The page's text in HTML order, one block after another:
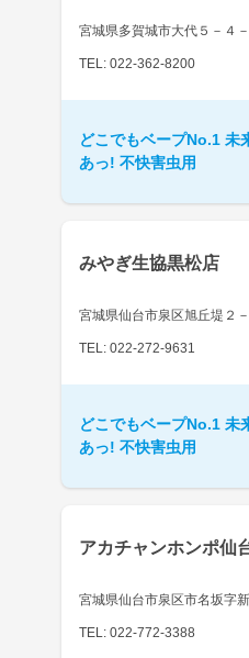
宮城県多賀城市大代５－４
TEL: 022-362-8200
どこでもベープNo.1 未
あっ! 不快害虫用
みやぎ生協黒松店
宮城県仙台市泉区旭丘堤２
TEL: 022-272-9631
どこでもベープNo.1 未
あっ! 不快害虫用
アカチャンホンポ仙
宮城県仙台市泉区市名坂字新
TEL: 022-772-3388